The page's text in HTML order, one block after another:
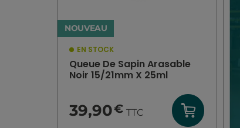
NOUVEAU
EN STOCK
Queue De Sapin Arasable
Noir 15/21mm X 25ml
39,90€ TTC